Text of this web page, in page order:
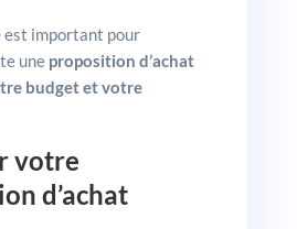
important pour
une proposition d’achat
budget et votre
votre
d’achat